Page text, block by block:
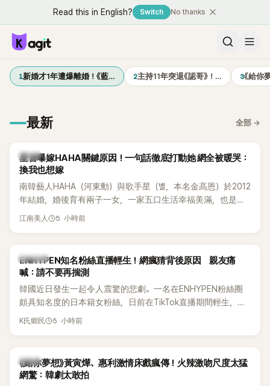
Read this in English? Switch No thanks
1新婚才1年遭爆離婚！《藍… 2主持11年突退《認哥》！… 3《給你
最新 全部 →
韓星
星首曝嫁HAHA關鍵原因！一句話徹底打動她 網全被暖哭：
換我也想嫁
南韓藝人HAHA（河東勳）與歌手星（별，本名金高恩）於2012
年結婚，婚後育有兩子一女，一家五口生活幸福美滿，也是韓
國演藝圈公認的模範夫妻。近日，星首度公開當年決定嫁給
江南美人 5 小時前
K-POP
ENHYPEN知名粉絲直播輕生！網瘋猜背後原因 親友痛
喊：請不要再揣測
韓國近日發生一起令人震驚的悲劇。一名在ENHYPEN粉絲圈
頗具知名度的日本籍女粉絲，日前在TikTok直播期間輕生，最
終不幸身亡，消息曝光後震驚韓網，也讓不少粉絲湧入社群平
K氏鄉民 5 小時前
韓劇
《給你夢想》黃寅燁、惠利激情床戲瘋傳！火辣激吻尺度太猛
網驚：韓劇太敢拍